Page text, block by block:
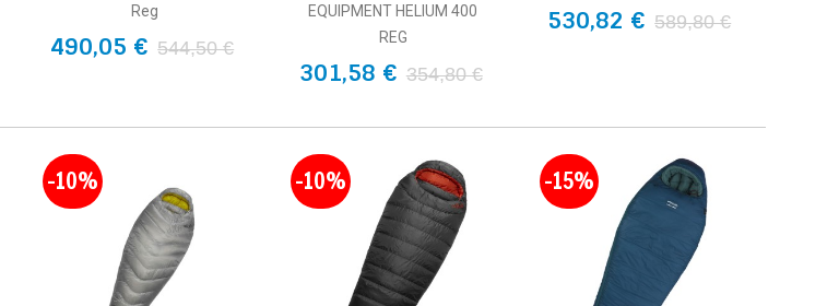
Reg
490,05 € 544,50 €
EQUIPMENT HELIUM 400
REG
301,58 € 354,80 €
530,82 € 589,80 €
-10% -10% -15%